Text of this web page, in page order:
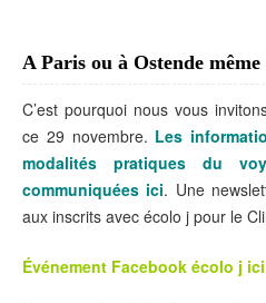
A Paris ou à Ostende
C’est pourquoi nous vous
ce 29 novembre. Les
modalités pratiques du
communiquées ici. Une
aux inscrits avec écolo j pour le
Événement Facebook écolo j ici